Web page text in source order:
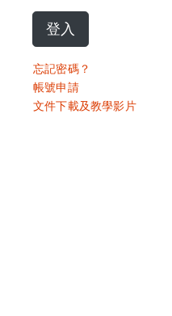
登入
忘記密碼？
帳號申請
文件下載及教學影片